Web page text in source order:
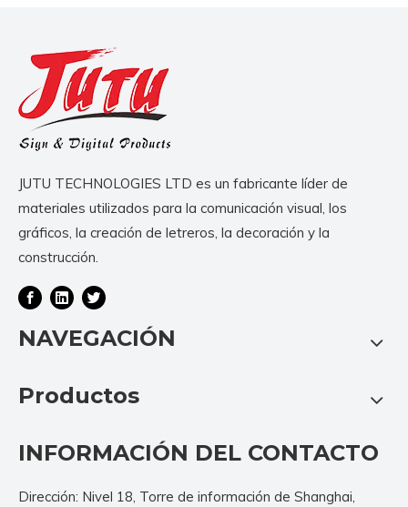
JUTU TECHNOLOGIES LTD es un fabricante líder de
materiales utilizados para la comunicación visual, los
gráficos, la creación de letreros, la decoración y la
construcción.
NAVEGACIÓN
Productos
INFORMACIÓN DEL CONTACTO
Dirección: Nivel 18, Torre de información de Shanghai,